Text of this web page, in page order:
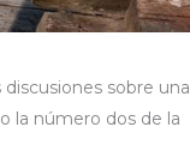
sobre una
la número dos de la